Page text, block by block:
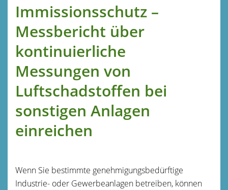
Immissionsschutz –
Messbericht über
kontinuierliche
Messungen von
Luftschadstoffen bei
sonstigen Anlagen
einreichen
Wenn Sie bestimmte genehmigungsbedürftige
Industrie- oder Gewerbeanlagen betreiben, können